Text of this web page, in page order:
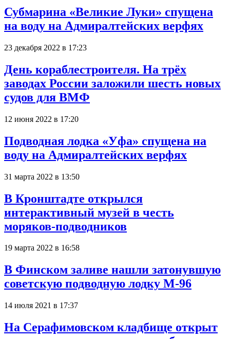
Субмарина «Великие Луки» спущена
на воду на Адмиралтейских верфях
23 декабря 2022 в 17:23
День кораблестроителя. На трёх
заводах России заложили шесть новых
судов для ВМФ
12 июня 2022 в 17:20
Подводная лодка «Уфа» спущена на
воду на Адмиралтейских верфях
31 марта 2022 в 13:50
В Кронштадте открылся
интерактивный музей в честь
моряков-подводников
19 марта 2022 в 16:58
В Финском заливе нашли затонувшую
советскую подводную лодку М-96
14 июля 2021 в 17:37
На Серафимовском кладбище открыт